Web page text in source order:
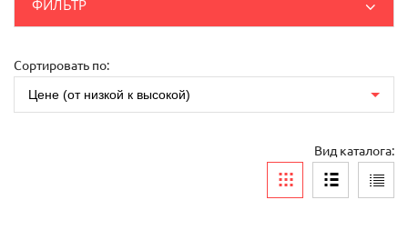
ДВИГАТЕЛИ
МАСЛО
МОТОБЛОКИ
ФИЛЬТР
Сортировать по:
Цене (от низкой к высокой)
Вид каталога: